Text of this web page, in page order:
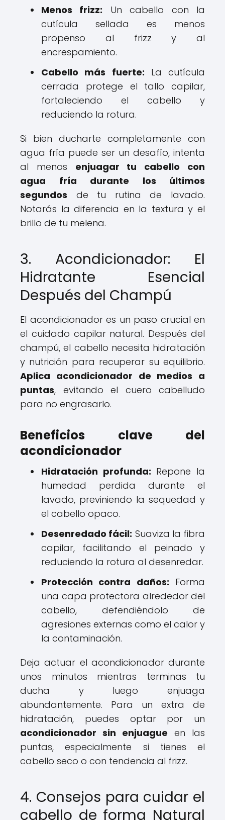
Menos frizz: Un cabello con la
cutícula sellada es menos
propenso al frizz y al
encrespamiento.
Cabello más fuerte: La cutícula
cerrada protege el tallo capilar,
fortaleciendo el cabello y
reduciendo la rotura.
Si bien ducharte completamente con
agua fría puede ser un desafío, intenta
al menos enjuagar tu cabello con
agua fría durante los últimos
segundos de tu rutina de lavado.
Notarás la diferencia en la textura y el
brillo de tu melena.
3. Acondicionador: El
Hidratante Esencial
Después del Champú
El acondicionador es un paso crucial en
el cuidado capilar natural. Después del
champú, el cabello necesita hidratación
y nutrición para recuperar su equilibrio.
Aplica acondicionador de medios a
puntas, evitando el cuero cabelludo
para no engrasarlo.
Beneficios clave del
acondicionador
Hidratación profunda: Repone la
humedad perdida durante el
lavado, previniendo la sequedad y
el cabello opaco.
Desenredado fácil: Suaviza la fibra
capilar, facilitando el peinado y
reduciendo la rotura al desenredar.
Protección contra daños: Forma
una capa protectora alrededor del
cabello, defendiéndolo de
agresiones externas como el calor y
la contaminación.
Deja actuar el acondicionador durante
unos minutos mientras terminas tu
ducha y luego enjuaga
abundantemente. Para un extra de
hidratación, puedes optar por un
acondicionador sin enjuague en las
puntas, especialmente si tienes el
cabello seco o con tendencia al frizz.
4. Consejos para cuidar el
cabello de forma Natural